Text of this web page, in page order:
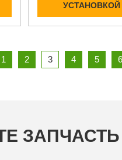
УСТАНОВКОЙ
1 2 3 4 5 6